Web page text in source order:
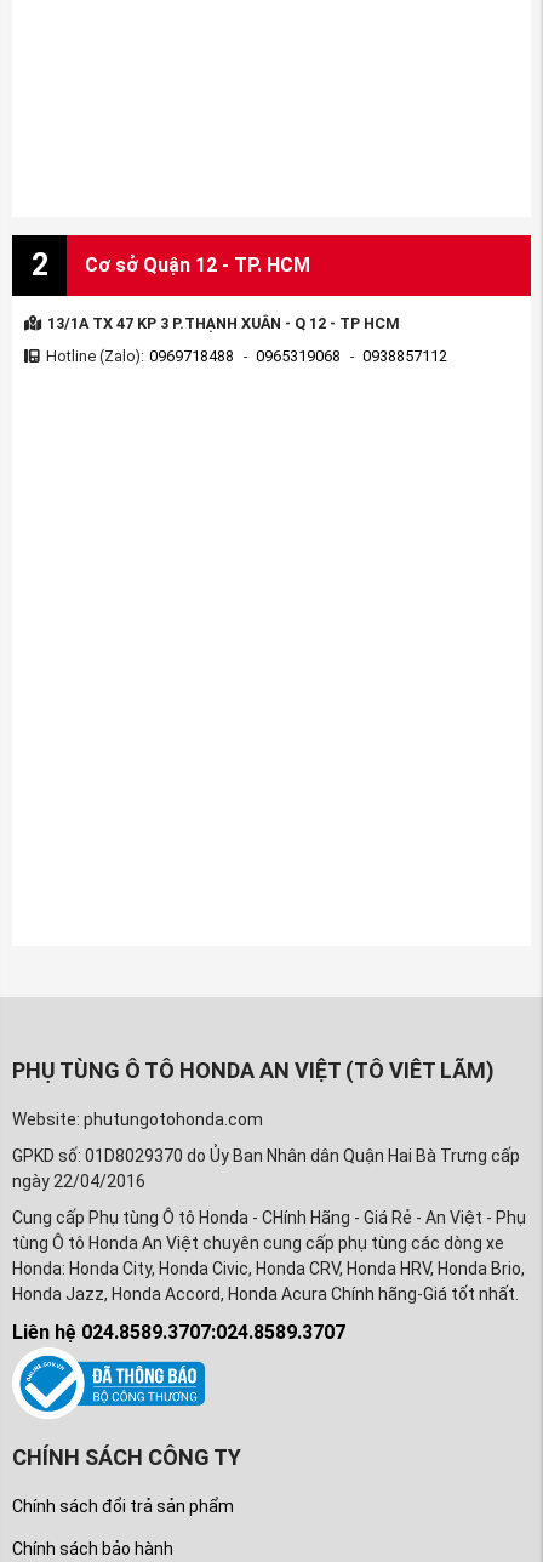
Website:Phutungmitsubishi.vn
phu tung honda civic
phụ tùng honda civic tp hcm
2 Cơ sở Quận 12 - TP. HCM
13/1A TX 47 KP 3 P.THẠNH XUÂN - Q 12 - TP HCM
Hotline (Zalo): 0969718488 - 0965319068 - 0938857112
PHỤ TÙNG Ô TÔ HONDA AN VIỆT (TÔ VIÊT LÃM)
Website: phutungotohonda.com
GPKD số: 01D8029370 do Ủy Ban Nhân dân Quận Hai Bà Trưng cấp
ngày 22/04/2016
Cung cấp Phụ tùng Ô tô Honda - CHính Hãng - Giá Rẻ - An Việt - Phụ
tùng Ô tô Honda An Việt chuyên cung cấp phụ tùng các dòng xe
Honda: Honda City, Honda Civic, Honda CRV, Honda HRV, Honda Brio,
Honda Jazz, Honda Accord, Honda Acura Chính hãng-Giá tốt nhất.
Liên hệ 024.8589.3707:024.8589.3707
CHÍNH SÁCH CÔNG TY
Chính sách đổi trả sản phẩm
Chính sách bảo hành